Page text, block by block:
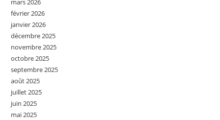
mars 2026
février 2026
janvier 2026
décembre 2025
novembre 2025
octobre 2025
septembre 2025
août 2025
juillet 2025
juin 2025
mai 2025